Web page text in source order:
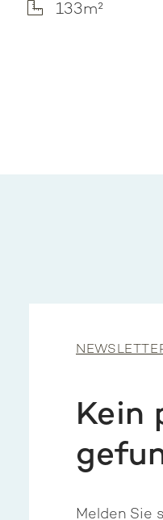
133m²
Kein
Melden Sie